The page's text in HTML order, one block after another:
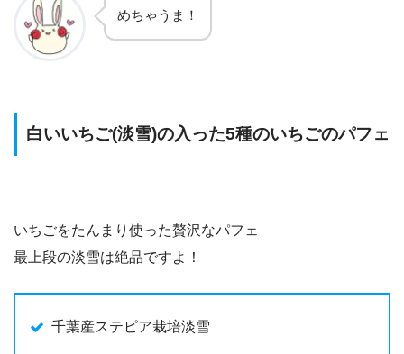
めちゃうま！
白いいちご(淡雪)の入った5種のいちごのパフェ
いちごをたんまり使った贅沢なパフェ
最上段の淡雪は絶品ですよ！
千葉産ステピア栽培淡雪